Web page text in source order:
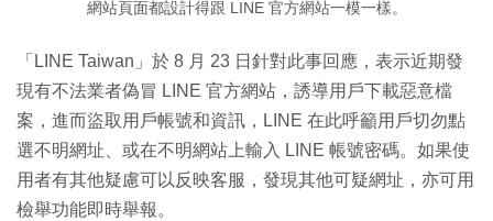
網站頁面都設計得跟 LINE 官方網站一模一樣。
「LINE Taiwan」於 8 月 23 日針對此事回應，表示近期發
現有不法業者偽冒 LINE 官方網站，誘導用戶下載惡意檔
案，進而盜取用戶帳號和資訊，LINE 在此呼籲用戶切勿點
選不明網址、或在不明網站上輸入 LINE 帳號密碼。如果使
用者有其他疑慮可以反映客服，發現其他可疑網址，亦可用
檢舉功能即時舉報。